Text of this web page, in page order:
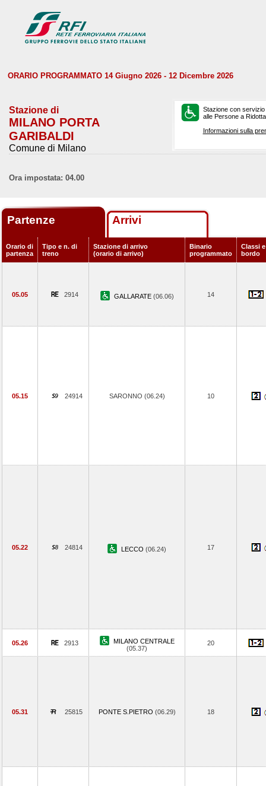
ORARIO PROGRAMMATO 14 Giugno 2026 - 12 Dicembre 2026
Stazione di
MILANO PORTA
GARIBALDI
Comune di Milano
Stazione con
alle Persone a
Informazioni sulla
Ora impostata: 04.00
Partenze Arrivi
Orario di
partenza
Tipo e n. di
treno
Stazione di arrivo
(orario di arrivo)
Binario
programmato
Classi
bordo
05.05 2914 GALLARATE (06.06) 14
05.15 24914 SARONNO (06.24) 10
05.22 24814 LECCO (06.24) 17
05.26 2913
MILANO CENTRALE
(05.37)
20
05.31 25815 PONTE S.PIETRO (06.29) 18